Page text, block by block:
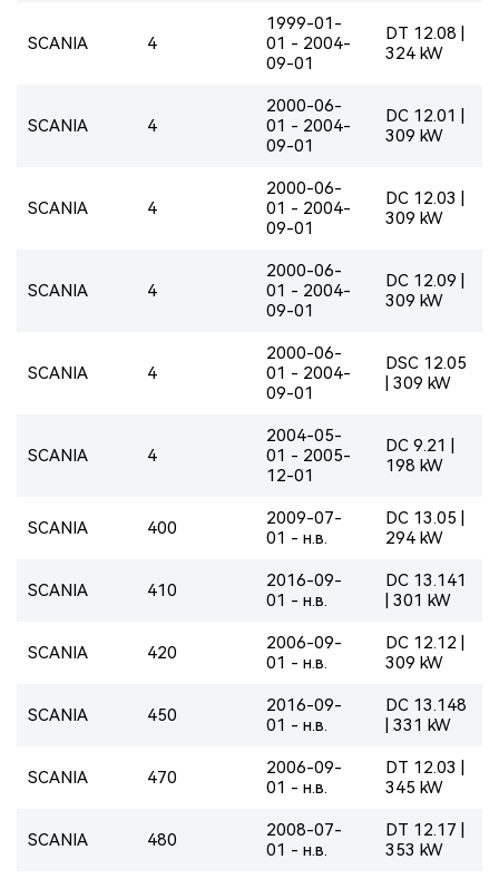
SCANIA 4
1999-01-
01 - 2004-
09-01
DT 12.08 |
324 kW
SCANIA 4
2000-06-
01 - 2004-
09-01
DC 12.01 |
309 kW
SCANIA 4
2000-06-
01 - 2004-
09-01
DC 12.03 |
309 kW
SCANIA 4
2000-06-
01 - 2004-
09-01
DC 12.09 |
309 kW
SCANIA 4
2000-06-
01 - 2004-
09-01
DSC 12.05
| 309 kW
SCANIA 4
2004-05-
01 - 2005-
12-01
DC 9.21 |
198 kW
SCANIA 400
2009-07-
01 - н.в.
DC 13.05 |
294 kW
SCANIA 410
2016-09-
01 - н.в.
DC 13.141
| 301 kW
SCANIA 420
2006-09-
01 - н.в.
DC 12.12 |
309 kW
SCANIA 450
2016-09-
01 - н.в.
DC 13.148
| 331 kW
SCANIA 470
2006-09-
01 - н.в.
DT 12.03 |
345 kW
SCANIA 480
2008-07-
01 - н.в.
DT 12.17 |
353 kW